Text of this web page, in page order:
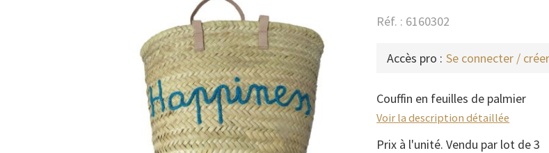
Réf. : 6160302
Accès pro : Se connecter /
Couffin en feuilles de palmier
Voir la description détaillée
Prix à l'unité. Vendu par lot de 3